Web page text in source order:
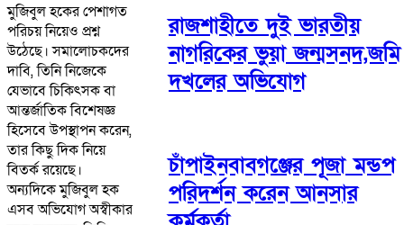
মুজিবুল হকের পেশাগত
পরিচয় নিয়েও প্রশ্ন
উঠেছে। সমালোচকদের
দাবি, তিনি নিজেকে
যেভাবে চিকিৎসক বা
আন্তর্জাতিক বিশেষজ্ঞ
হিসেবে উপস্থাপন করেন,
তার কিছু দিক নিয়ে
বিতর্ক রয়েছে।
অন্যদিকে মুজিবুল হক
এসব অভিযোগ অস্বীকার
রাজশাহীতে দুই ভারতীয়
নাগরিকের ভুয়া জন্মসনদ,জমি
দখলের অভিযোগ
চাঁপাইনবাবগঞ্জের পূজা মন্ডপ
পরিদর্শন করেন আনসার